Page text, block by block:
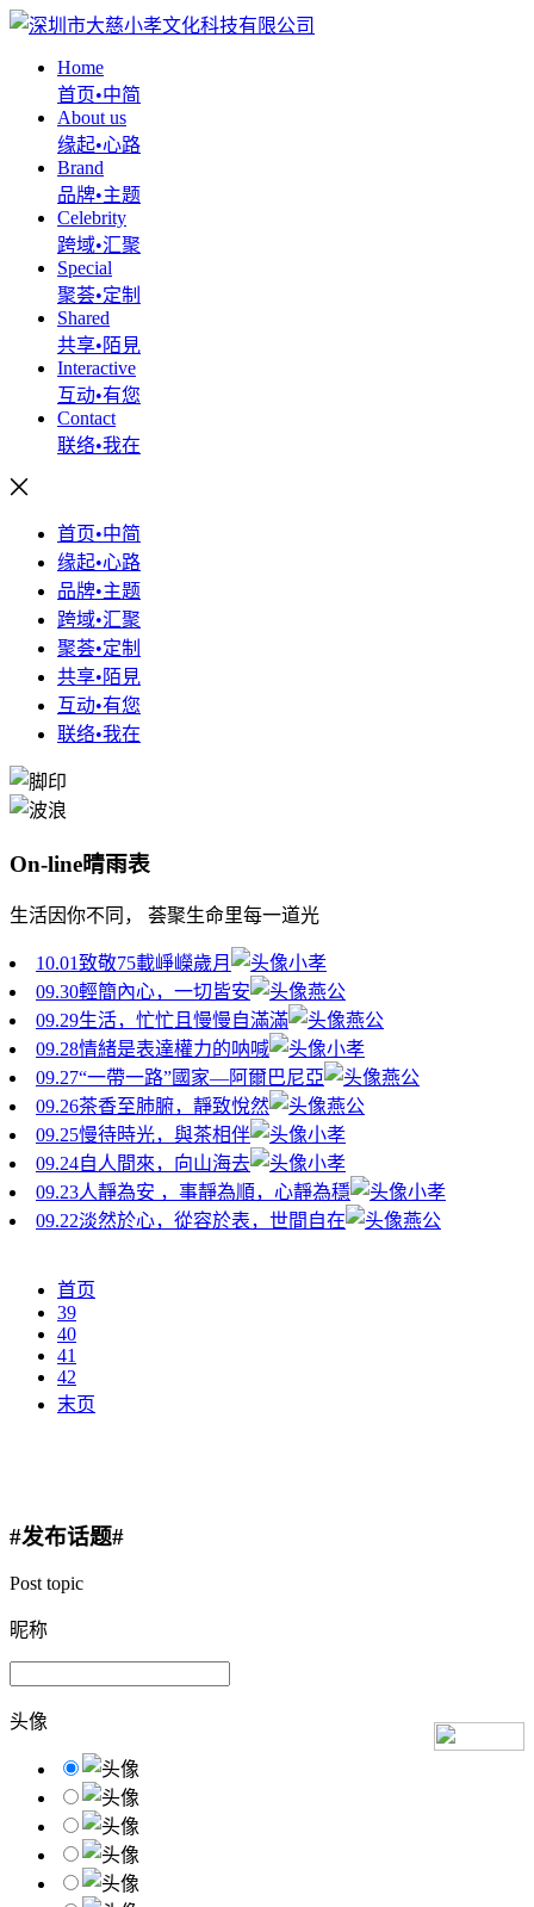
Home
首页•中简
About us
缘起•心路
Brand
品牌•主题
Celebrity
跨域•汇聚
Special
聚荟•定制
Shared
共享•陌見
Interactive
互动•有您
Contact
联络•我在
首页•中简
缘起•心路
品牌•主题
跨域•汇聚
聚荟•定制
共享•陌見
互动•有您
联络•我在
On-line晴雨表
生活因你不同， 荟聚生命里每一道光
10.01致敬75載崢嶸歲月
小孝
09.30輕簡內心，一切皆安
燕公
09.29生活，忙忙且慢慢自滿滿
燕公
09.28情緒是表達權力的呐喊
小孝
09.27“一帶一路”國家—阿爾巴尼亞
燕公
09.26茶香至肺腑，靜致悅然
燕公
09.25慢待時光，與茶相伴
小孝
09.24自人間來，向山海去
小孝
09.23人靜為安 ，事靜為順，心靜為穩
小孝
09.22淡然於心，從容於表，世間自在 燕公
首页
39
40
41
42
末页
#发布话题#
Post topic
昵称
头像